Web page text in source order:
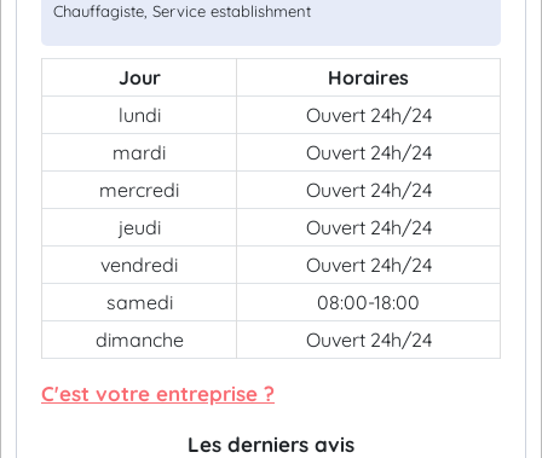
Chauffagiste, Service establishment
Jour
Horaires
lundi
Ouvert 24h/24
mardi
Ouvert 24h/24
mercredi
Ouvert 24h/24
jeudi
Ouvert 24h/24
vendredi
Ouvert 24h/24
samedi
08:00-18:00
dimanche
Ouvert 24h/24
C'est votre entreprise ?
Les derniers avis